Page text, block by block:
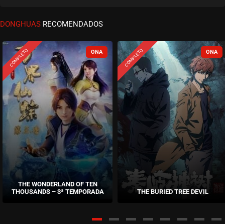
ASSISTIDO
EPISÓDIO 06
ASSISTIDO
EPISÓDIO 05
setembro 09, 2020
ASSISTIDO
EPISÓDIO 04
setembro 09, 2020
EPISÓDIO 03
setembro 09, 2020
DONGHUAS RECOMENDADOS
COMPLETO
THE WONDERLAND OF TEN
THOUSANDS – 3ª TEMPORADA
COMPLETO
THE BURIED TREE DEVIL